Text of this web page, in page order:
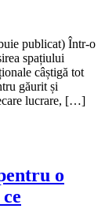
publicat) Într-o
spațiului
câștigă tot
găurit și
lucrare, […]
o